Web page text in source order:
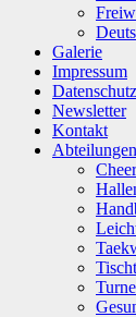
Galerie
Impressum
Datenschutz
Newsletter
Kontakt
Abteilungen